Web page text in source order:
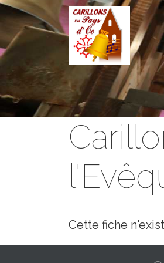
Aller au contenu principal
Cette fiche